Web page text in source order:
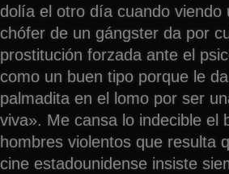
dolía el otro día cuando
chófer de un gángster da por
prostitución forzada ante el
como un buen tipo porque le
palmadita en el lomo por ser
viva». Me cansa lo indecible el
hombres violentos que resulta
cine estadounidense insiste